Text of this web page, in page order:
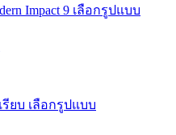
เลือกรูปแบบ
เลือกรูปแบบ